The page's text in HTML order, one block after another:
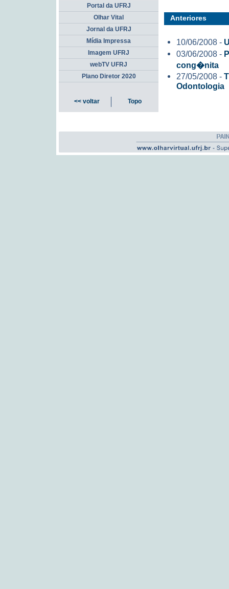
Anteriores
10/06/2008 -
03/06/2008 -
cong�nita
27/05/2008 -
Odontologia
Portal da UFRJ
Olhar Vital
Jornal da UFRJ
Mídia Impressa
Imagem UFRJ
webTV UFRJ
Plano Diretor 2020
<< voltar Topo